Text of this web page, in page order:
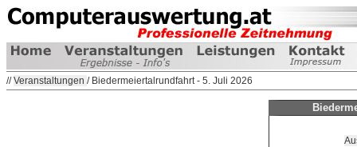
//Veranstaltungen / Biedermeiertalrundfahrt - 5. Juli 2026